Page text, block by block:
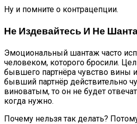
Ну и помните о контрацепции.
Не Издевайтесь И Не
Эмоциональный шантаж часто
человеком, которого бросили.
бывшего партнёра чувство вины
бывший партнёр действительно
виноватым, то он не будет
когда нужно.
Почему нельзя так делать?